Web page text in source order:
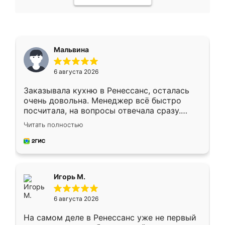
Мальвина
6 августа 2026
Заказывала кухню в Ренессанс, осталась
очень довольна. Менеджер всё быстро
посчитала, на вопросы отвечала сразу.
Замерщик приехал в субботу, подошёл к
делу со всей ответственностью. Собрали
за день, ребята работали аккуратно, даже
Читать полностью
Игорь М.
6 августа 2026
На самом деле в Ренессанс уже не первый